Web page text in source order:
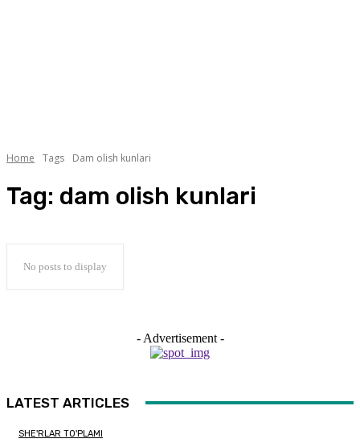
Home Tags Dam olish kunlari
Tag: dam olish kunlari
No posts to display
- Advertisement -
LATEST ARTICLES
SHE'RLAR TO'PLAMI